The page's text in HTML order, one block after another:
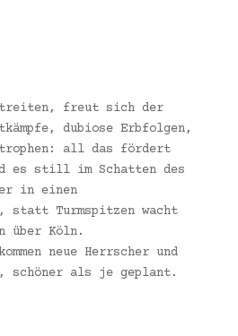
freut sich der
dubiose Erbfolgen,
all das fördert
es still im Schatten des
in einen
statt Turmspitzen wacht
über Köln.
neue Herrscher und
schöner als je geplant.